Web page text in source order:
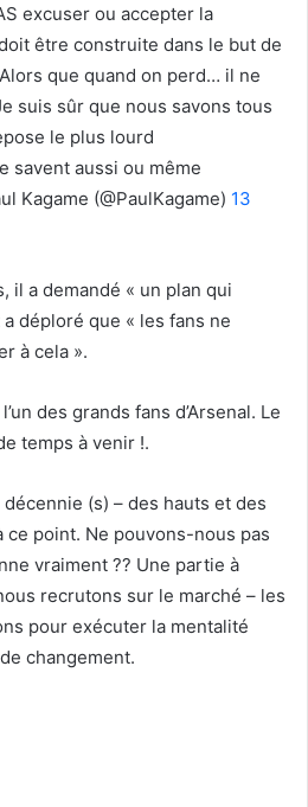
excuser ou accepter la
être construite dans le but de
que quand on perd… il ne
suis sûr que nous savons tous
le plus lourd
savent aussi ou même
Kagame (@PaulKagame) 13
il a demandé « un plan qui
déploré que « les fans ne
à cela ».
des grands fans d’Arsenal. Le
temps à venir !.
(s) – des hauts et des
ce point. Ne pouvons-nous pas
vraiment ?? Une partie à
recrutons sur le marché – les
pour exécuter la mentalité
changement.